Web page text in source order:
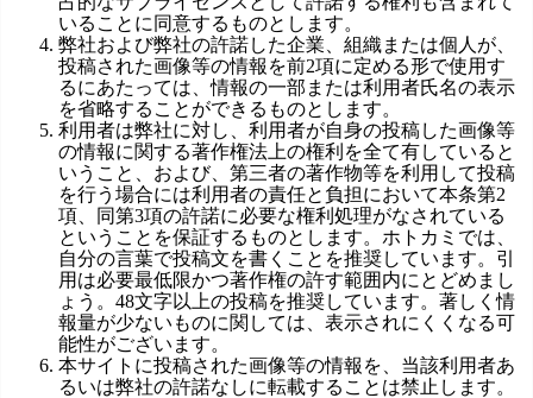
いることに同意するものとします。
弊社および弊社の許諾した企業、組織または個人が、
投稿された画像等の情報を前2項に定める形で使用す
るにあたっては、情報の一部または利用者氏名の表示
を省略することができるものとします。
利用者は弊社に対し、利用者が自身の投稿した画像等
の情報に関する著作権法上の権利を全て有していると
いうこと、および、第三者の著作物等を利用して投稿
を行う場合には利用者の責任と負担において本条第2
項、同第3項の許諾に必要な権利処理がなされている
ということを保証するものとします。ホトカミでは、
自分の言葉で投稿文を書くことを推奨しています。引
用は必要最低限かつ著作権の許す範囲内にとどめまし
ょう。48文字以上の投稿を推奨しています。著しく情
報量が少ないものに関しては、表示されにくくなる可
能性がございます。
本サイトに投稿された画像等の情報を、当該利用者あ
るいは弊社の許諾なしに転載することは禁止します。